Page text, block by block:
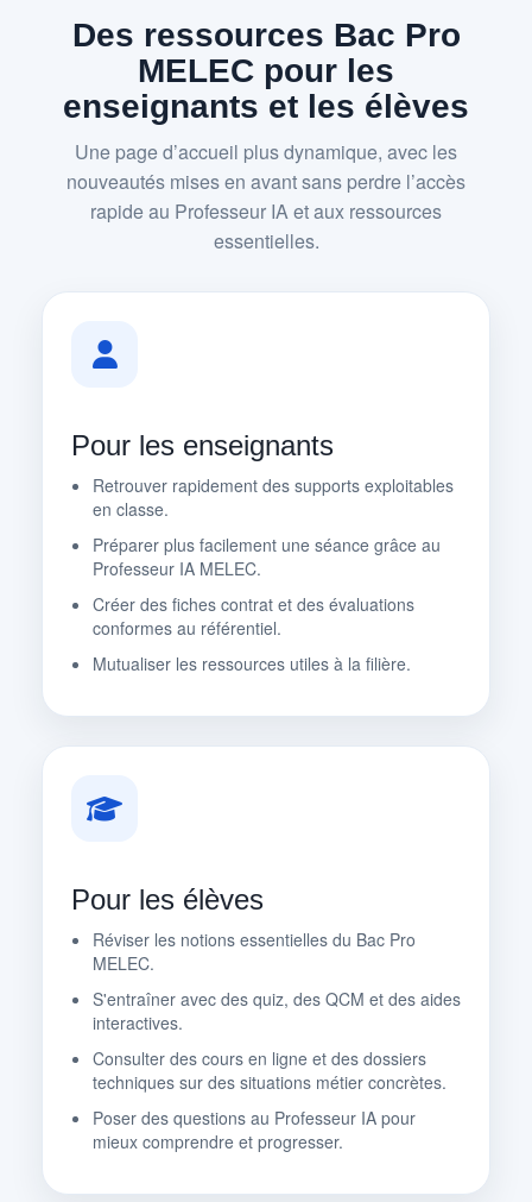
Des ressources Bac Pro
MELEC pour les
enseignants et les élèves
Une page d’accueil plus dynamique, avec les
nouveautés mises en avant sans perdre l’accès
rapide au Professeur IA et aux ressources
essentielles.
Pour les enseignants
Retrouver rapidement des supports exploitables
en classe.
Préparer plus facilement une séance grâce au
Professeur IA MELEC.
Créer des fiches contrat et des évaluations
conformes au référentiel.
Mutualiser les ressources utiles à la filière.
Pour les élèves
Réviser les notions essentielles du Bac Pro
MELEC.
S'entraîner avec des quiz, des QCM et des aides
interactives.
Consulter des cours en ligne et des dossiers
techniques sur des situations métier concrètes.
Poser des questions au Professeur IA pour
mieux comprendre et progresser.